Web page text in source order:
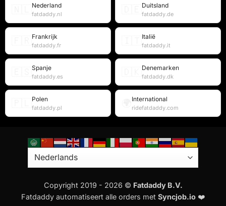
Nederland
fatdaddy.nl
Duitsland
fatdaddy.de
Frankrijk
fatdaddy.fr
Italië
fatdaddy.it
Spanje
fatdaddy.es
Denemarken
fatdaddy.dk
Polen
fatdaddy.pl
International
ridefatdaddy.com
Copyright 2019 - 2026 © Fatdaddy B.V.
Fatdaddy automatiseert alle orders met Syncjob.io ❤️